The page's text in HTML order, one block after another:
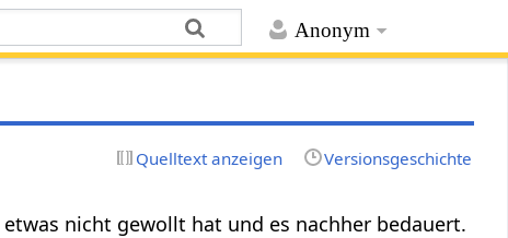
Anonym
Quelltext anzeigen Versionsgeschichte
nicht gewollt hat und es nachher bedauert.